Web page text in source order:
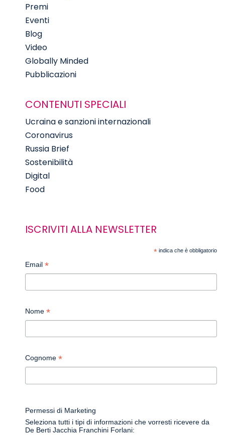
Premi
Eventi
Blog
Video
Globally Minded
Pubblicazioni
CONTENUTI SPECIALI
Ucraina e sanzioni internazionali
Coronavirus
Russia Brief
Sostenibilità
Digital
Food
ISCRIVITI ALLA NEWSLETTER
* indica che è obbligatorio
Email *
Nome *
Cognome *
Permessi di Marketing
Seleziona tutti i tipi di informazioni che vorresti ricevere da
De Berti Jacchia Franchini Forlani: